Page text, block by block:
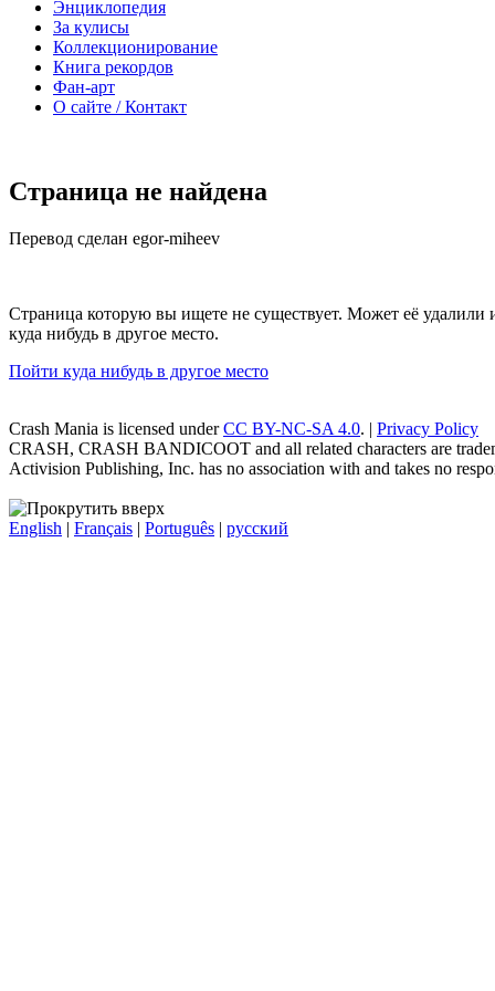
Энциклопедия
За кулисы
Коллекционирование
Книга рекордов
Фан-арт
О сайте / Контакт
Страница не найдена
Перевод сделан egor-miheev
Страница которую вы ищете не существует. Может её
куда нибудь в другое место.
Пойти куда нибудь в другое место
Crash Mania is licensed underCC BY-NC-SA 4.0. | Privacy Policy
CRASH, CRASH BANDICOOT and all related characters are
Activision Publishing, Inc. has no association with and takes no
English | Français | Português | русский